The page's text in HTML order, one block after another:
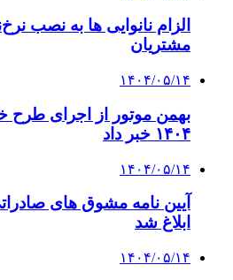
الزام نانوایی ها به نصب
مشتریان
۱۴۰۴/۰۵/۱۴
بهمن موتور از اجرای طرح
۱۴۰۴ خبر داد
۱۴۰۴/۰۵/۱۴
آیین نامه مشوق های
ابلاغ شد
۱۴۰۴/۰۵/۱۴